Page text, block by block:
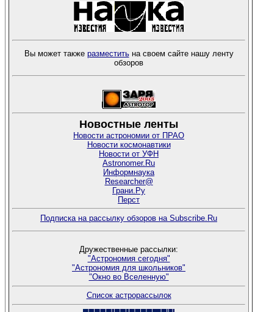
Вы может также разместитьна своем сайте нашу ленту
обзоров
Новостные ленты
Новости астрономии от ПРАО
Новости космонавтики
Новости от УФН
Astronomer.Ru
Информнаука
Researcher@
Грани.Ру
Перст
Подписка на рассылку обзоров на Subscribe.Ru
Дружественные рассылки:
"Астрономия сегодня"
"Астрономия для школьников"
"Окно во Вселенную"
Список астрорассылок